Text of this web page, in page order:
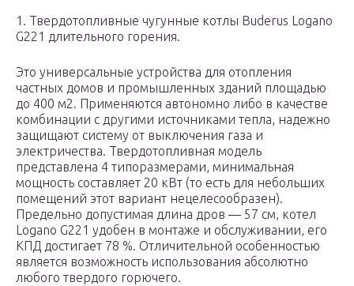
1. Твердотопливные чугунные котлы Buderus Logano
G221 длительного горения.
Это универсальные устройства для отопления
частных домов и промышленных зданий площадью
до 400 м2. Применяются автономно либо в качестве
комбинации с другими источниками тепла, надежно
защищают систему от выключения газа и
электричества. Твердотопливная модель
представлена 4 типоразмерами, минимальная
мощность составляет 20 кВт (то есть для небольших
помещений этот вариант нецелесообразен).
Предельно допустимая длина дров — 57 см, котел
Logano G221 удобен в монтаже и обслуживании, его
КПД достигает 78 %. Отличительной особенностью
является возможность использования абсолютно
любого твердого горючего.